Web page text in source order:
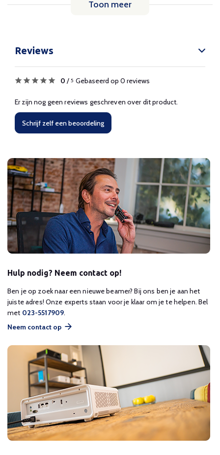
Toon meer
Reviews
0 / 5 Gebaseerd op 0 reviews
Er zijn nog geen reviews geschreven over dit product.
Schrijf zelf een beoordeling
Hulp nodig? Neem contact op!
Ben je op zoek naar een nieuwe beamer? Bij ons ben je aan het
juiste adres! Onze experts staan voor je klaar om je te helpen. Bel
met 023-5517909.
Neem contact op